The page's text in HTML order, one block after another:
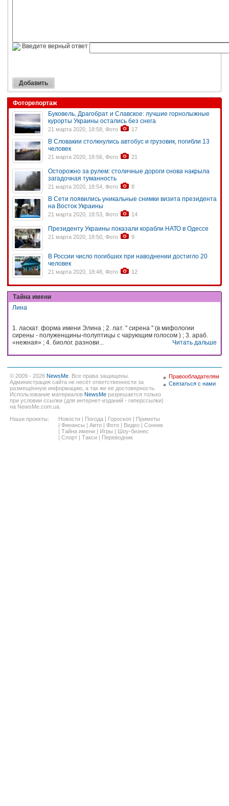
Введите верный ответ
Фоторепортаж
Буковель, Драгобрат и Славское: лучшие горнолыжные
курорты Украины остались без снега
21 марта 2020, 18:58, Фото 17
В Словакии столкнулись автобус и грузовик, погибли 13
человек
21 марта 2020, 18:56, Фото 21
Осторожно за рулем: столичные дороги снова накрыла
загадочная туманность
21 марта 2020, 18:54, Фото 8
В Сети появились уникальные снимки визита президента
на Восток Украины
21 марта 2020, 18:53, Фото 14
Президенту Украины показали корабли НАТО в Одессе
21 марта 2020, 18:50, Фото 9
В России число погибших при наводнении достигло 20
человек
21 марта 2020, 18:48, Фото 12
Тайна имени
Лина
1. ласкат. форма имени Элина ; 2. лат. " сирена " (в мифологии
сирены - полуженщины-полуптицы с чарующим голосом ) ; 3. араб.
«нежная» ; 4. биолог. разнови...
Читать дальше
© 2009 - 2026 NewsMe . Все права защищены.
Администрация сайта не несёт ответственности за
размещённую информацию, а так же ее достоверность.
Использование материалов NewsMe разрешается только
при условии ссылки (для интернет-изданий - гиперссылки)
на NewsMe.com.ua.
Наши проекты:
Новости | Погода | Гороскоп | Приметы
| Финансы | Авто | Фото | Видео | Сонник
| Тайна имени | Игры | Шоу-бизнес
| Спорт | Такси | Переводчик
Правообладателям
Связаться с нами